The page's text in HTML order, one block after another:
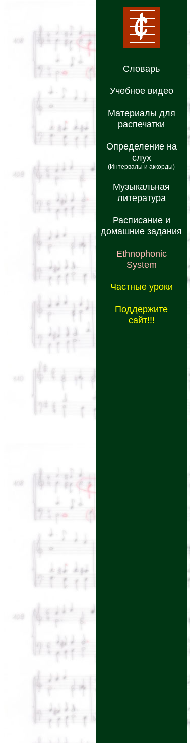
Словарь
Учебное видео
Материалы для
распечатки
Определение на
слух
(Интервалы и аккорды)
Музыкальная
литература
Расписание и
домашние задания
Ethnophonic
System
Частные уроки
Поддержите
сайт!!!